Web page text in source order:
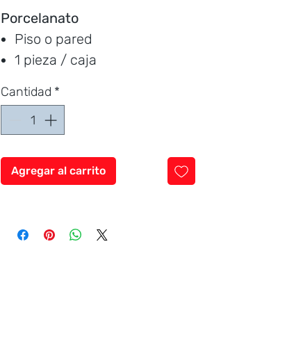
Porcelanato
Piso o pared
1 pieza / caja
Cubre:1.28 metros / caja
Característica:
Marca:CERAMICCENTER
Cantidad *
Agregar al carrito